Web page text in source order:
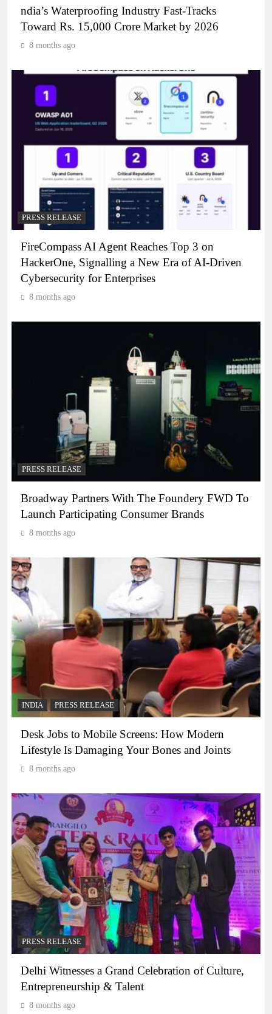
ndia’s Waterproofing Industry Fast-Tracks
Toward Rs. 15,000 Crore Market by 2026
8 months ago
PRESS RELEASE
FireCompass AI Agent Reaches Top 3 on
HackerOne, Signalling a New Era of AI-Driven
Cybersecurity for Enterprises
8 months ago
PRESS RELEASE
Broadway Partners With The Foundery FWD To
Launch Participating Consumer Brands
8 months ago
INDIA PRESS RELEASE
Desk Jobs to Mobile Screens: How Modern
Lifestyle Is Damaging Your Bones and Joints
8 months ago
PRESS RELEASE
Delhi Witnesses a Grand Celebration of Culture,
Entrepreneurship & Talent
8 months ago